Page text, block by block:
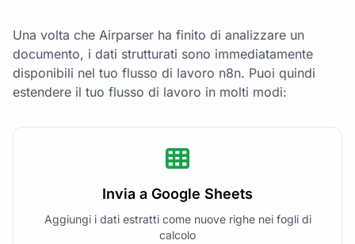
Una volta che Airparser ha finito di analizzare un
documento, i dati strutturati sono immediatamente
disponibili nel tuo flusso di lavoro n8n. Puoi quindi
estendere il tuo flusso di lavoro in molti modi:
Invia a Google Sheets
Aggiungi i dati estratti come nuove righe nei fogli di
calcolo